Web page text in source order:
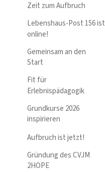
Zeit zum Aufbruch
Lebenshaus-Post 156 ist
online!
Gemeinsam an den
Start
Fit für
Erlebnispädagogik
Grundkurse 2026
inspirieren
Aufbruch ist jetzt!
Gründung des CVJM
2HOPE